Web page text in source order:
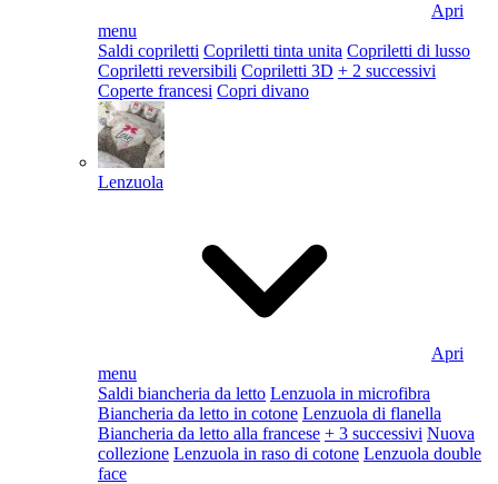
Apri
menu
Saldi copriletti Copriletti tinta unita Copriletti di lusso
Copriletti reversibili Copriletti 3D + 2 successivi
Coperte francesi Copri divano
Lenzuola
Apri
menu
Saldi biancheria da letto Lenzuola in microfibra
Biancheria da letto in cotone Lenzuola di flanella
Biancheria da letto alla francese + 3 successivi Nuova
collezione Lenzuola in raso di cotone Lenzuola double
face